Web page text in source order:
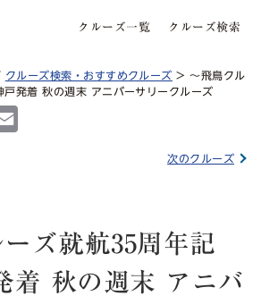
クルーズ一覧 クルーズ検索
クルーズ検索・おすすめクルーズ > 〜飛鳥クル
発着 秋の週末 アニバーサリークルーズ
次のクルーズ
ズ就航35周年記
着 秋の週末 アニバ